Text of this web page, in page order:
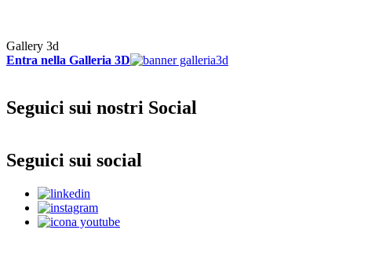
Gallery 3d
Entra nella Galleria 3D
Seguici sui nostri Social
Seguici sui social